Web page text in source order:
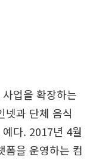
업을 확장하는
넷과 단체 음식
다. 2017년 4월
폼을 운영하는 컴